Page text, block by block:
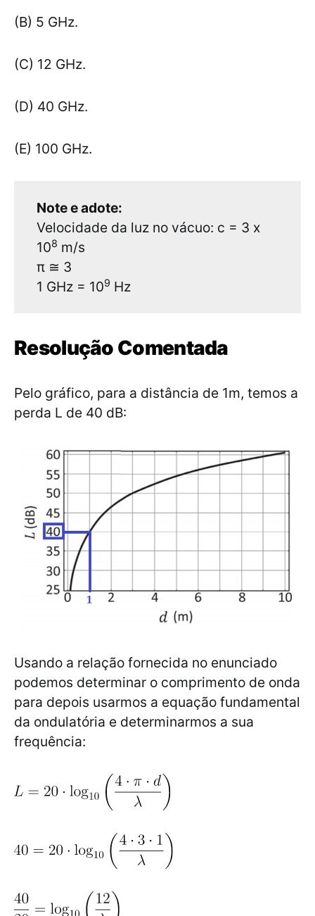
(B) 5 GHz.
(C) 12 GHz.
(D) 40 GHz.
(E) 100 GHz.
Note e adote:
Velocidade da luz no vácuo: c = 3 x
108 m/s
π ≅ 3
1 GHz = 109 Hz
Resolução Comentada
Pelo gráfico, para a distância de 1m, temos a
perda L de 40 dB:
Usando a relação fornecida no enunciado
podemos determinar o comprimento de onda
para depois usarmos a equação fundamental
da ondulatória e determinarmos a sua
frequência: